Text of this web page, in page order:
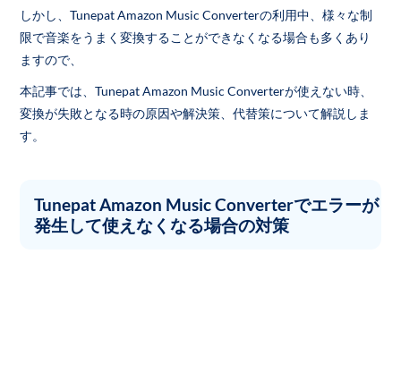
しかし、Tunepat Amazon Music Converterの利用中、様々な制
限で音楽をうまく変換することができなくなる場合も多くあり
ますので、
本記事では、Tunepat Amazon Music Converterが使えない時、
変換が失敗となる時の原因や解決策、代替策について解説しま
す。
Tunepat Amazon Music Converterでエラーが
発生して使えなくなる場合の対策